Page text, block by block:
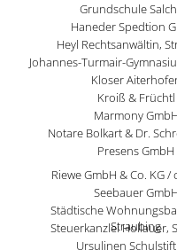
Grundschule
Haneder Spedtion
Heyl Rechtsanwältin,
Johannes-Turmair-
Kloser
Kroiß & Früchtl
Marmony GmbH
Notare Bolkart & Dr.
Presens GmbH
Riewe GmbH & Co. KG
Seebauer GmbH
Städtische
Straubing
Steuerkanzlei Hollauer,
Ursulinen